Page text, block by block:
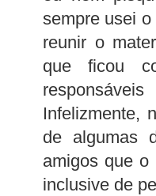
sempre usei
reunir o
que ficou
Infelizmente,
de algumas
amigos que
inclusive de